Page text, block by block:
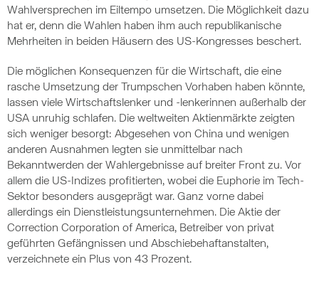
Wahlversprechen im Eiltempo umsetzen. Die Möglichkeit dazu
hat er, denn die Wahlen haben ihm auch republikanische
Mehrheiten in beiden Häusern des US-Kongresses beschert.
Die möglichen Konsequenzen für die Wirtschaft, die eine
rasche Umsetzung der Trumpschen Vorhaben haben könnte,
lassen viele Wirtschaftslenker und -lenkerinnen außerhalb der
USA unruhig schlafen. Die weltweiten Aktienmärkte zeigten
sich weniger besorgt: Abgesehen von China und wenigen
anderen Ausnahmen legten sie unmittelbar nach
Bekanntwerden der Wahlergebnisse auf breiter Front zu. Vor
allem die US-Indizes profitierten, wobei die Euphorie im Tech-
Sektor besonders ausgeprägt war. Ganz vorne dabei
allerdings ein Dienstleistungsunternehmen. Die Aktie der
Correction Corporation of America, Betreiber von privat
geführten Gefängnissen und Abschiebehaftanstalten,
verzeichnete ein Plus von 43 Prozent.